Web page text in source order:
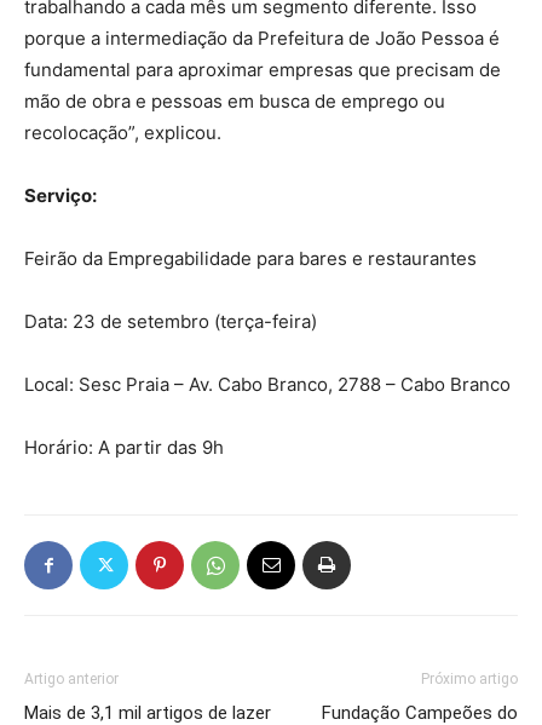
trabalhando a cada mês um segmento diferente. Isso
porque a intermediação da Prefeitura de João Pessoa é
fundamental para aproximar empresas que precisam de
mão de obra e pessoas em busca de emprego ou
recolocação”, explicou.
Serviço:
Feirão da Empregabilidade para bares e restaurantes
Data: 23 de setembro (terça-feira)
Local: Sesc Praia – Av. Cabo Branco, 2788 – Cabo Branco
Horário: A partir das 9h
Artigo anterior
Mais de 3,1 mil artigos de lazer
Próximo artigo
Fundação Campeões do